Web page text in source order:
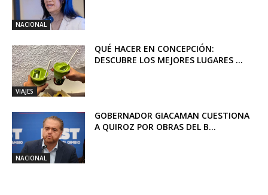
NACIONAL
VIAJES
QUÉ HACER EN CONCEPCIÓN:
DESCUBRE LOS MEJORES LUGARES ...
NACIONAL
GOBERNADOR GIACAMAN CUESTIONA
A QUIROZ POR OBRAS DEL B...